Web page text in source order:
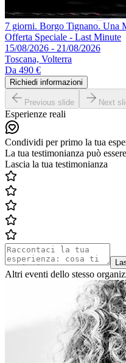
7 giorni. Borgo Tignano. Una
Offerta Speciale - Last Minute
15/08/2026 - 21/08/2026
Toscana, Volterra
Da 490 €
Richiedi informazioni
Previous slide Next
Esperienze reali
Condividi per primo la tua
La tua testimonianza può
Lascia la tua testimonianza
Altri eventi dello stesso